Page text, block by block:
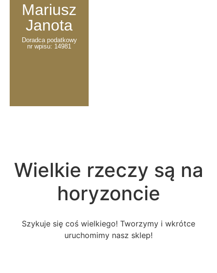
Mariusz
Janota
Doradca podatkowy
nr wpisu: 14981
Wielkie rzeczy są na
horyzoncie
Szykuje się coś wielkiego! Tworzymy i wkrótce
uruchomimy nasz sklep!